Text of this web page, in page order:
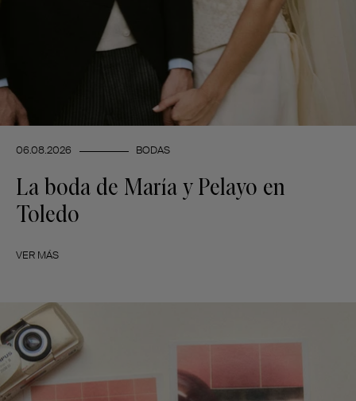
06.08.2026 BODAS
La boda de María y Pelayo en
Toledo
VER MÁS